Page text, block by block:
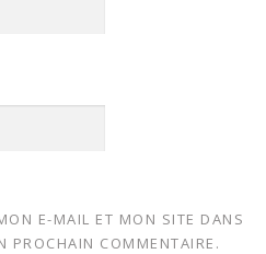
E-MAIL ET MON SITE DANS
PROCHAIN COMMENTAIRE.